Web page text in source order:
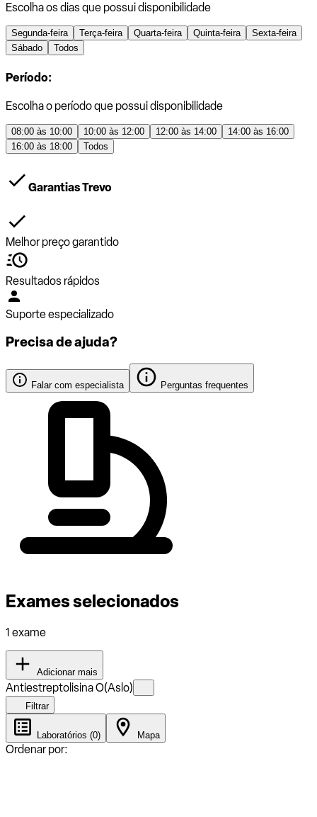
Escolha os dias que possui disponibilidade
Segunda-feira Terça-feira Quarta-feira Quinta-feira
Sexta-feira
Sábado
Todos
Período:
Escolha o período que possui disponibilidade
08:00 às 10:00 10:00 às 12:00 12:00 às 14:00
14:00 às 16:00
16:00 às 18:00
Todos
Garantias Trevo
Melhor preço garantido
Resultados rápidos
Suporte especializado
Precisa de ajuda?
Falar com especialista Perguntas frequentes
Exames selecionados
1 exame
Adicionar mais
Antiestreptolisina O(Aslo)
Filtrar
Laboratórios (0) Mapa
Ordenar por: